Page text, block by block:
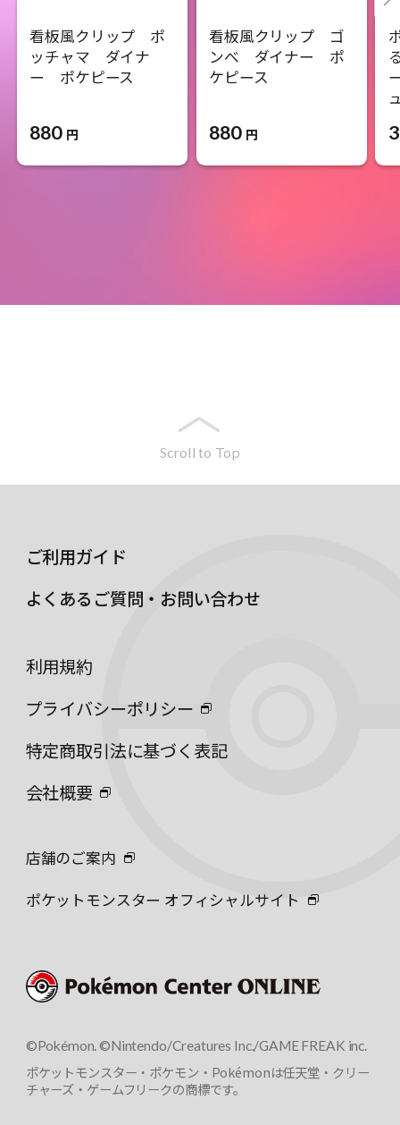
看板風クリップ ポ
ッチャマ ダイナ
ー ポケピース
880 円
看板風クリップ ゴ
ンべ ダイナー ポ
ケピース
880 円
Scroll to Top
ご利用ガイド
よくあるご質問・お問い合わせ
利用規約
プライバシーポリシー
特定商取引法に基づく表記
会社概要
店舗のご案内
ポケットモンスター オフィシャルサイト
©Pokémon. ©Nintendo/Creatures Inc./GAME FREAK inc.
ポケットモンスター・ポケモン・Pokémonは任天堂・クリー
チャーズ・ゲームフリークの商標です。